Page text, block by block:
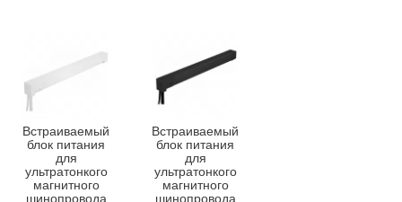
Встраиваемый
блок питания
для
ультратонкого
магнитного
шинопровода
Встраиваемый
блок питания
для
ультратонкого
магнитного
шинопровода